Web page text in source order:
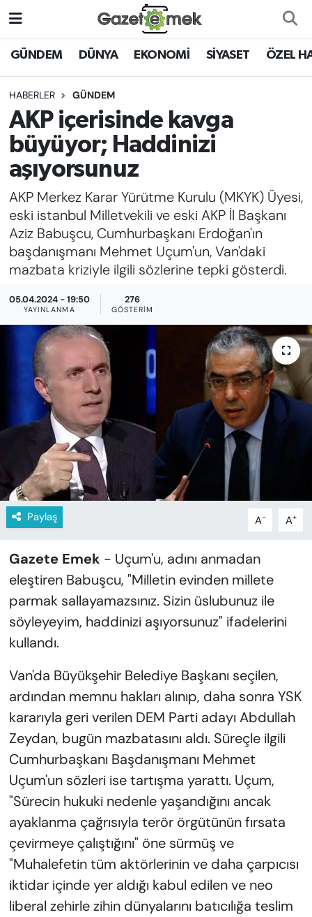
GÜNDEM DÜNYA EKONOMİ SİYASET ÖZEL
HABERLER GÜNDEM
AKP içerisinde kavga
büyüyor; Haddinizi
aşıyorsunuz
AKP Merkez Karar Yürütme Kurulu (MKYK) Üyesi,
eski istanbul Milletvekili ve eski AKP İl Başkanı
Aziz Babuşcu, Cumhurbaşkanı Erdoğan'ın
başdanışmanı Mehmet Uçum'un, Van'daki
mazbata kriziyle ilgili sözlerine tepki gösterdi.
05.04.2024 - 19:50
YAYINLANMA
276
GÖSTERIM
Paylaş A- A+
Gazete Emek - Uçum'u, adını anmadan
eleştiren Babuşcu, "Milletin evinden millete
parmak sallayamazsınız. Sizin üslubunuz ile
söyleyeyim, haddinizi aşıyorsunuz" ifadelerini
kullandı.
Van'da Büyükşehir Belediye Başkanı seçilen,
ardından memnu hakları alınıp, daha sonra YSK
kararıyla geri verilen DEM Parti adayı Abdullah
Zeydan, bugün mazbatasını aldı. Süreçle ilgili
Cumhurbaşkanı Başdanışmanı Mehmet
Uçum'un sözleri ise tartışma yarattı. Uçum,
"Sürecin hukuki nedenle yaşandığını ancak
ayaklanma çağrısıyla terör örgütünün fırsata
çevirmeye çalıştığını" öne sürmüş ve
"Muhalefetin tüm aktörlerinin ve daha çarpıcısı
iktidar içinde yer aldığı kabul edilen ve neo
liberal zehirle zihin dünyalarını batıcılığa teslim
DÜNYA
EKONOMİ
EMEK HABERLERİ
YENİ MEDYADA EMEK
GAZETECİLİĞİNİ GELİŞTİRMEK
FAYDALI BİLGİLER
GÜNDEM
SAĞLIK
SPOR
KÜLTÜR-SANAT
MAGAZİN
ÖZEL HABER
YAZAR KÖŞESİ
SİYASET
VAN VE DİYARBAKIR HABERLERİ
Nöbetçi Eczaneler
Hava Durumu
İstanbul Namaz Vakitleri
Trafik Durumu
Süper Lig Puan Durumu ve Fikstür
Tüm Manşetler
Son Dakika Haberleri
Haber Arşivi